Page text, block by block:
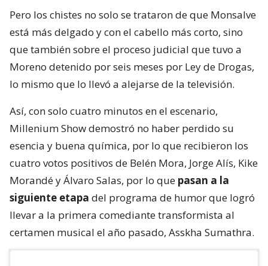
Pero los chistes no solo se trataron de que Monsalve
está más delgado y con el cabello más corto, sino
que también sobre el proceso judicial que tuvo a
Moreno detenido por seis meses por Ley de Drogas,
lo mismo que lo llevó a alejarse de la televisión.
Así, con solo cuatro minutos en el escenario,
Millenium Show demostró no haber perdido su
esencia y buena química, por lo que recibieron los
cuatro votos positivos de Belén Mora, Jorge Alís, Kike
Morandé y Álvaro Salas, por lo que pasan a la
siguiente etapa del programa de humor que logró
llevar a la primera comediante transformista al
certamen musical el año pasado, Asskha Sumathra.